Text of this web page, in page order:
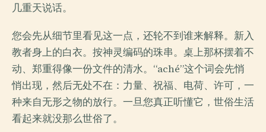
几重天说话。
您会先从细节里看见这一点，还轮不到谁来解释。新入
教者身上的白衣。按神灵编码的珠串。桌上那杯摆着不
动、郑重得像一份文件的清水。“aché”这个词会先悄
悄出现，然后无处不在：力量、祝福、电荷、许可，一
种来自无形之物的放行。一旦您真正听懂它，世俗生活
看起来就没那么世俗了。